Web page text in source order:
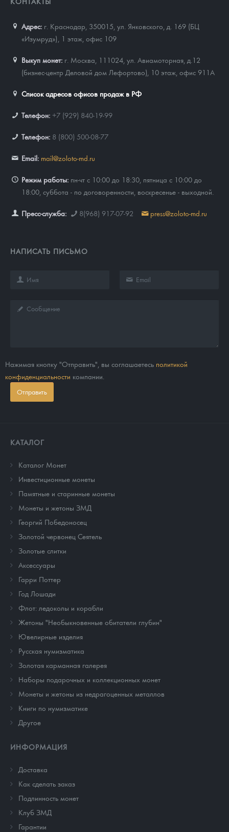
Адрес: г. Краснодар, 350015 ул. Янковского, д. 169 (БЦ
«Изумруд»), 1 этаж, офис 109
Выкуп монет: г. Москва, 111024, ул. Авиамоторная, д.12
(бизнес-центр Деловой дом Лефортово), 10 этаж, офис 911А
Список адресов офисов продаж в РФ
Телефон: +7 (929) 840-19-99
Телефон: 8 (800) 500-08-77
Email: mail@zoloto-md.ru
Режим работы: пн-чт с 10:00 до 18:30, пятница с 10:00 до
18:00, суббота - по договоренности, воскресенье - выходной.
Пресс-служба: 8(968) 917-07-92 press@zoloto-md.ru
НАПИСАТЬ ПИСЬМО
Нажимая кнопку "Отправить", вы соглашаетесь политикой
конфиденциальности компании.
Отправить
КАТАЛОГ
Каталог Монет
Инвестиционные монеты
Памятные и старинные монеты
Монеты и жетоны ЗМД
Георгий Победоносец
Золотой червонец Сеятель
Золотые слитки
Аксессуары
Гарри Поттер
Год Лошади
Флот: ледоколы и корабли
Жетоны "Необыкновенные обитатели глубин"
Ювелирные изделия
Русская нумизматика
Золотая карманная галерея
Наборы подарочных и коллекционных монет
Монеты и жетоны из недрагоценных металлов
Книги по нумизматике
Другое
ИНФОРМАЦИЯ
Доставка
Как сделать заказ
Подлинность монет
Клуб ЗМД
Гарантии